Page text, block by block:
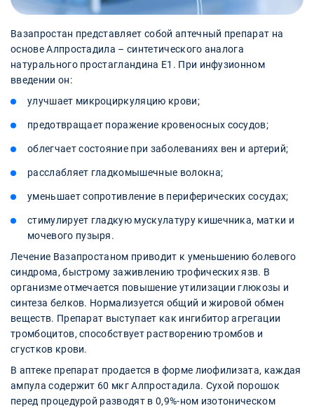
Вазапростан представляет собой аптечный препарат на
основе Алпростадила – синтетического аналога
натурального простагландина Е1. При инфузионном
введении он:
улучшает микроциркуляцию крови;
предотвращает поражение кровеносных сосудов;
облегчает состояние при заболеваниях вен и артерий;
расслабляет гладкомышечные волокна;
уменьшает сопротивление в периферических сосудах;
стимулирует гладкую мускулатуру кишечника, матки и
мочевого пузыря.
Лечение Вазапростаном приводит к уменьшению болевого
синдрома, быстрому заживлению трофических язв. В
организме отмечается повышение утилизации глюкозы и
синтеза белков. Нормализуется общий и жировой обмен
веществ. Препарат выступает как ингибитор агрегации
тромбоцитов, способствует растворению тромбов и
сгустков крови.
В аптеке препарат продается в форме лиофилизата, каждая
ампула содержит 60 мкг Алпростадила. Сухой порошок
перед процедурой разводят в 0,9%-ном изотоническом